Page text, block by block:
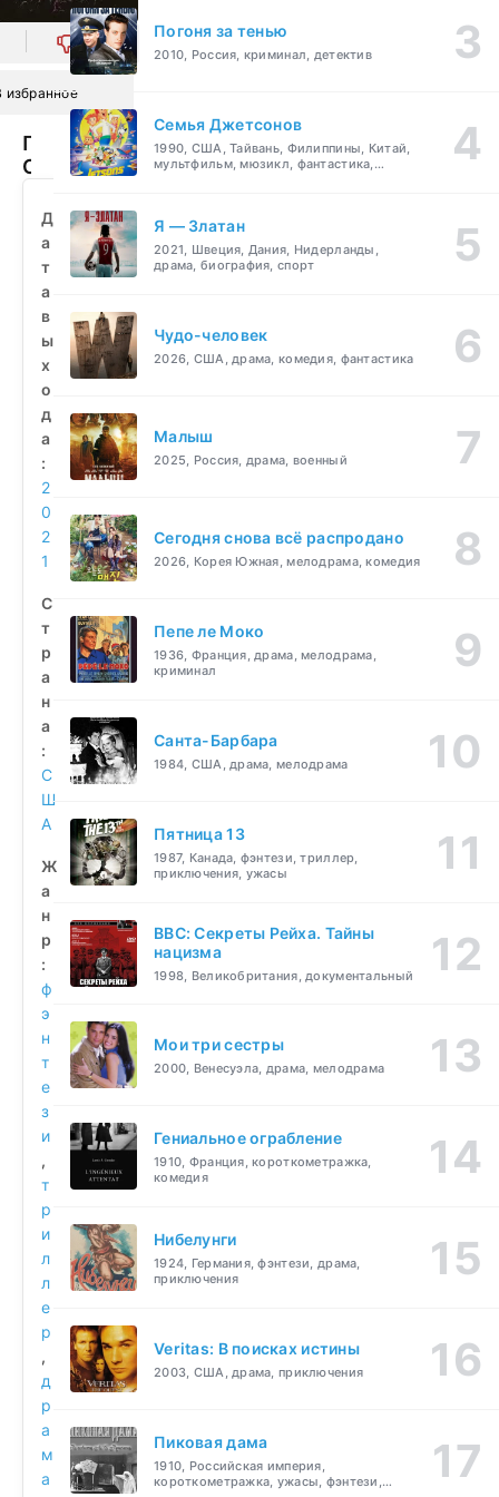
0
избранное
Парадайз-
Сити
смотреть
бесплатно
Д
а
т
а
в
ы
х
о
д
а
:
2
0
2
1
С
т
р
а
н
а
:
С
Ш
А
Ж
а
н
р
:
ф
э
н
т
е
з
и
,
т
р
и
л
л
е
р
,
д
р
а
м
а
Погоня за тенью
2010, Россия, криминал, детектив
Семья Джетсонов
1990, США, Тайвань, Филиппины, Китай,
мультфильм, мюзикл, фантастика,
Я — Златан
2021, Швеция, Дания, Нидерланды,
драма, биография, спорт
Чудо-человек
2026, США, драма, комедия, фантастика
Малыш
2025, Россия, драма, военный
Сегодня снова всё распродано
2026, Корея Южная, мелодрама, комедия
Пепе ле Моко
1936, Франция, драма, мелодрама,
криминал
Санта-Барбара
1984, США, драма, мелодрама
Пятница 13
1987, Канада, фэнтези, триллер,
приключения, ужасы
BBC: Секреты Рейха. Тайны
нацизма
1998, Великобритания, документальный
Мои три сестры
2000, Венесуэла, драма, мелодрама
Гениальное ограбление
1910, Франция, короткометражка,
комедия
Нибелунги
1924, Германия, фэнтези, драма,
приключения
Veritas: В поисках истины
2003, США, драма, приключения
Пиковая дама
1910, Российская империя,
короткометражка, ужасы, фэнтези,